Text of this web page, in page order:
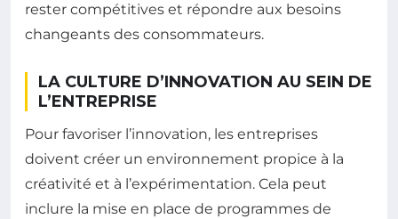
rester compétitives et répondre aux besoins
changeants des consommateurs.
LA CULTURE D’INNOVATION AU SEIN DE
L’ENTREPRISE
Pour favoriser l’innovation, les entreprises
doivent créer un environnement propice à la
créativité et à l’expérimentation. Cela peut
inclure la mise en place de programmes de